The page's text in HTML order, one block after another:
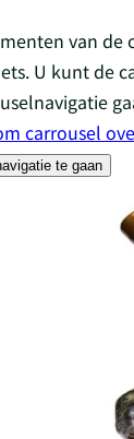
van de
U kunt de
carrousel
te gaan